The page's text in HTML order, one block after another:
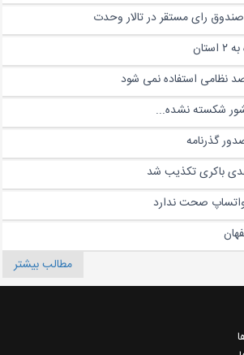
رای مستقر در تالار وحدت
نظامی استفاده نمی شود
شکسته نشده...
گذرنامه
باکری تکذیب شد
صحت ندارد
مطالب بیشتر